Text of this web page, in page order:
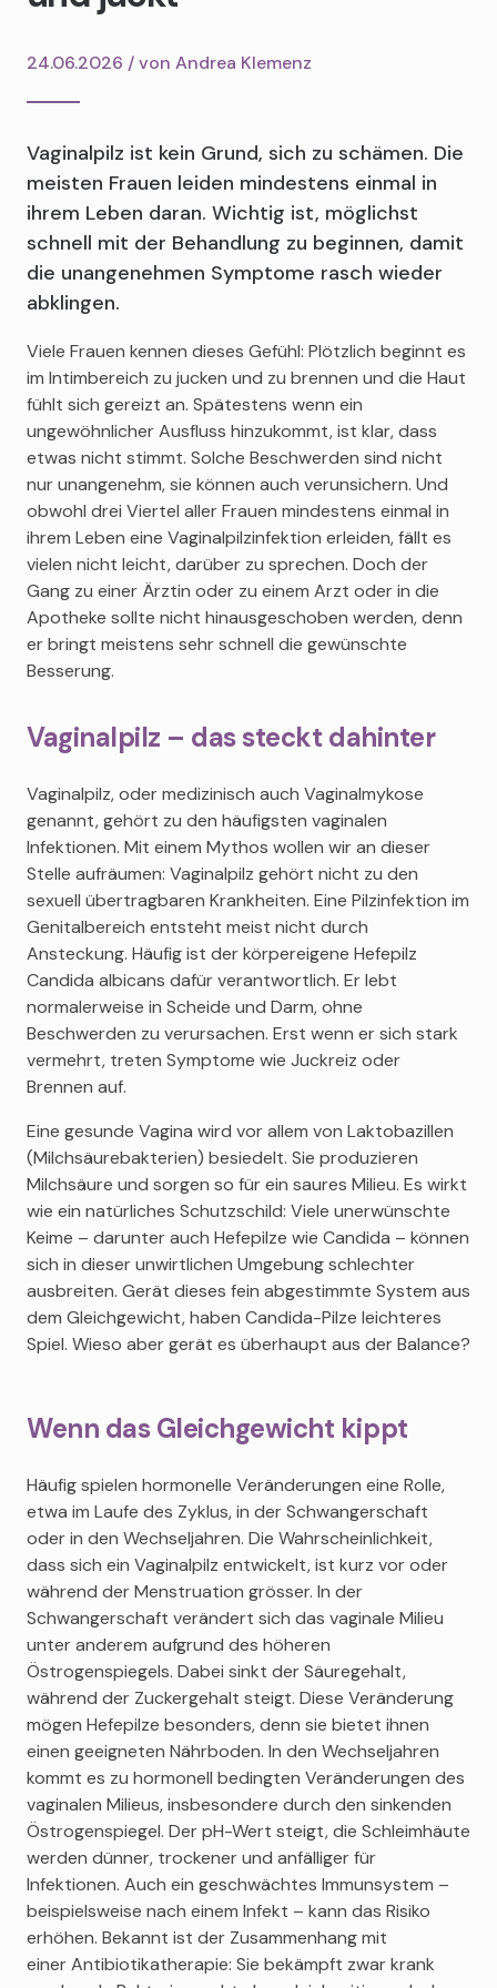
24.06.2026 / von Andrea Klemenz
Vaginalpilz ist kein Grund, sich zu schämen. Die
meisten Frauen leiden mindestens einmal in
ihrem Leben daran. Wichtig ist, möglichst
schnell mit der Behandlung zu beginnen, damit
die unangenehmen Symptome rasch wieder
abklingen.
Viele Frauen kennen dieses Gefühl: Plötzlich beginnt es
im Intimbereich zu jucken und zu brennen und die Haut
fühlt sich gereizt an. Spätestens wenn ein
ungewöhnlicher Ausfluss hinzukommt, ist klar, dass
etwas nicht stimmt. Solche Beschwerden sind nicht
nur unangenehm, sie können auch verunsichern. Und
obwohl drei Viertel aller Frauen mindestens einmal in
ihrem Leben eine Vaginalpilzinfektion erleiden, fällt es
vielen nicht leicht, darüber zu sprechen. Doch der
Gang zu einer Ärztin oder zu einem Arzt oder in die
Apotheke sollte nicht hinausgeschoben werden, denn
er bringt meistens sehr schnell die gewünschte
Besserung.
Vaginalpilz – das steckt dahinter
Vaginalpilz, oder medizinisch auch Vaginalmykose
genannt, gehört zu den häufigsten vaginalen
Infektionen. Mit einem Mythos wollen wir an dieser
Stelle aufräumen: Vaginalpilz gehört nicht zu den
sexuell übertragbaren Krankheiten. Eine Pilzinfektion im
Genitalbereich entsteht meist nicht durch
Ansteckung. Häufig ist der körpereigene Hefepilz
Candida albicans dafür verantwortlich. Er lebt
normalerweise in Scheide und Darm, ohne
Beschwerden zu verursachen. Erst wenn er sich stark
vermehrt, treten Symptome wie Juckreiz oder
Brennen auf.
Eine gesunde Vagina wird vor allem von Laktobazillen
(Milchsäurebakterien) besiedelt. Sie produzieren
Milchsäure und sorgen so für ein saures Milieu. Es wirkt
wie ein natürliches Schutzschild: Viele unerwünschte
Keime – darunter auch Hefepilze wie Candida – können
sich in dieser unwirtlichen Umgebung schlechter
ausbreiten. Gerät dieses fein abgestimmte System aus
dem Gleichgewicht, haben Candida-Pilze leichteres
Spiel. Wieso aber gerät es überhaupt aus der Balance?
Wenn das Gleichgewicht kippt
Häufig spielen hormonelle Veränderungen eine Rolle,
etwa im Laufe des Zyklus, in der Schwangerschaft
oder in den Wechseljahren. Die Wahrscheinlichkeit,
dass sich ein Vaginalpilz entwickelt, ist kurz vor oder
während der Menstruation grösser. In der
Schwangerschaft verändert sich das vaginale Milieu
unter anderem aufgrund des höheren
Östrogenspiegels. Dabei sinkt der Säuregehalt,
während der Zuckergehalt steigt. Diese Veränderung
mögen Hefepilze besonders, denn sie bietet ihnen
einen geeigneten Nährboden. In den Wechseljahren
kommt es zu hormonell bedingten Veränderungen des
vaginalen Milieus, insbesondere durch den sinkenden
Östrogenspiegel. Der pH-Wert steigt, die Schleimhäute
werden dünner, trockener und anfälliger für
Infektionen. Auch ein geschwächtes Immunsystem –
beispielsweise nach einem Infekt – kann das Risiko
erhöhen. Bekannt ist der Zusammenhang mit
einer Antibiotikatherapie: Sie bekämpft zwar krank